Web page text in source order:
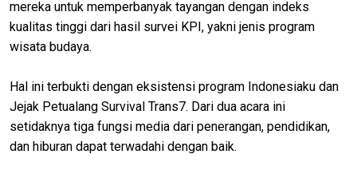
mereka untuk memperbanyak tayangan dengan indeks
kualitas tinggi dari hasil survei KPI, yakni jenis program
wisata budaya.
Hal ini terbukti dengan eksistensi program Indonesiaku dan
Jejak Petualang Survival Trans7. Dari dua acara ini
setidaknya tiga fungsi media dari penerangan, pendidikan,
dan hiburan dapat terwadahi dengan baik.